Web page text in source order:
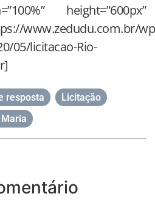
height=”600px”
www.zedudu.com.br/
05/licitacao-Rio-
resposta Licitação
Maria